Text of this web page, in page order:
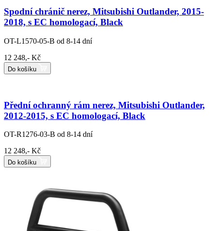
Spodní chránič nerez, Mitsubishi Outlander, 2015-
2018, s EC homologací, Black
OT-L1570-05-B od 8-14 dní
12 248,- Kč
Do košíku
Přední ochranný rám nerez, Mitsubishi Outlander,
2012-2015, s EC homologací, Black
OT-R1276-03-B od 8-14 dní
12 248,- Kč
Do košíku